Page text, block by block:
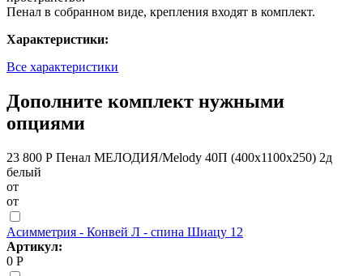
Пенал в собранном виде, крепления входят в комплект.
Характеристики:
Все характеристики
Дополните комплект нужными
опциями
23 800 Р Пенал МЕЛОДИЯ/Melody 40П (400х1100х250) 2д
белый
от
от
Асимметрия - Конвей Л - спина Шиацу 12
Артикул:
0 Р